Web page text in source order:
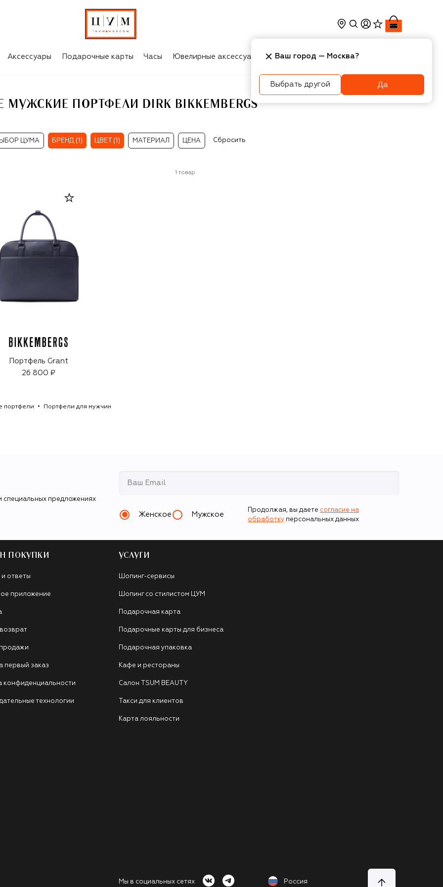
Аксессуары Подарочные карты Часы Ювелирные аксессуары Косметика Интерьер
МУЖСКИЕ ПОРТФЕЛИ DIRK BIKKEMBERGS
ЦУМА БРЕНД (1) ЦВЕТ (1) МАТЕРИАЛ ЦЕНА Сбросить
1 товар
Портфель Grant
26 800 ₽
портфели Портфели для мужчин
специальных предложениях
Женское Мужское
Продолжая, вы даете согласие на
обработку персональных данных
ПОКУПКИ
ответы
приложение
первый заказ
конфиденциальности
технологии
УСЛУГИ
Шопинг-сервисы
Шопинг со стилистом ЦУМ
Подарочная карта
Подарочные карты для бизнеса
Подарочная упаковка
Кафе и рестораны
Салон TSUM BEAUTY
Такси для клиентов
Карта лояльности
Мы в социальных сетях Россия
Ваш город — Москва?
Выбрать другой Да